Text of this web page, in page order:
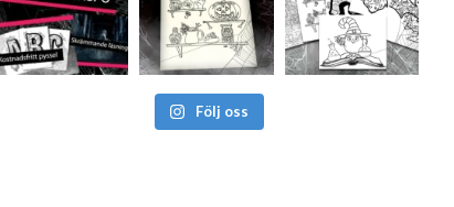
Följ oss